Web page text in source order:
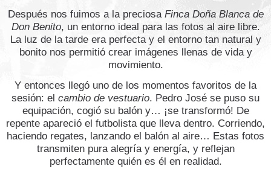
Después nos fuimos a la preciosa Finca Doña Blanca de
Don Benito, un entorno ideal para las fotos al aire libre.
La luz de la tarde era perfecta y el entorno tan natural y
bonito nos permitió crear imágenes llenas de vida y
movimiento.
Y entonces llegó uno de los momentos favoritos de la
sesión: el cambio de vestuario. Pedro José se puso su
equipación, cogió su balón y… ¡se transformó! De
repente apareció el futbolista que lleva dentro. Corriendo,
haciendo regates, lanzando el balón al aire… Estas fotos
transmiten pura alegría y energía, y reflejan
perfectamente quién es él en realidad.